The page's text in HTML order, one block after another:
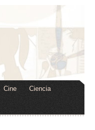
Cine Ciencia